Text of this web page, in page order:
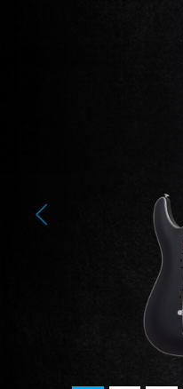
Previous